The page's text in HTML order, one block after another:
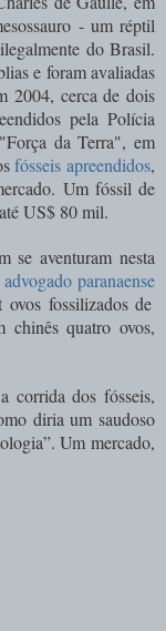
- um réptil
do Brasil.
e foram avaliadas
2004, cerca de dois
pela Polícia
da Terra", em
fósseis apreendidos,
Um fóssil de
US$ 80 mil.
se aventuram nesta
advogado paranaense
fossilizados de
chinês quatro ovos,
corrida dos fósseis,
diria um saudoso
Um mercado,